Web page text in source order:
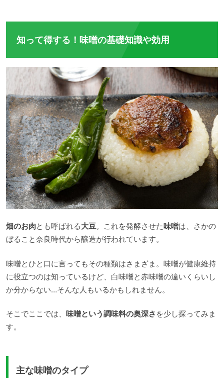
知って得する！味噌の基礎知識や効用
畑のお肉とも呼ばれる大豆。これを発酵させた味噌は、さかの
ぼること奈良時代から醸造が行われています。
味噌とひと口に言ってもその種類はさまざま。味噌が健康維持
に役立つのは知っているけど、白味噌と赤味噌の違いくらいし
か分からない…そんな人もいるかもしれません。
そこでここでは、 味噌という調味料の奥深さ を少し探ってみま
す。
主な味噌のタイプ